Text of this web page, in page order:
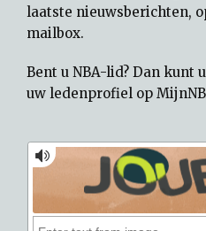
laatste nieuwsberichten,
mailbox.
Bent u NBA-lid? Dan kunt
uw ledenprofiel op